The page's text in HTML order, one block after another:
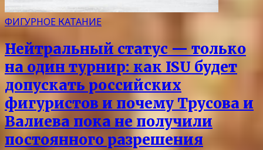
ФИГУРНОЕ КАТАНИЕ
Нейтральный статус — только
на один турнир: как ISU будет
допускать российских
фигуристов и почему Трусова и
Валиева пока не получили
постоянного разрешения